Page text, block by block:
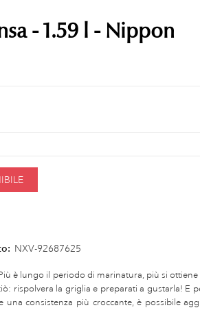
- 1.59 l - Nippon
NXV-92687625
è lungo il periodo di marinatura, più si
rispolvera la griglia e preparati a gustarla! E
consistenza più croccante, è possibile